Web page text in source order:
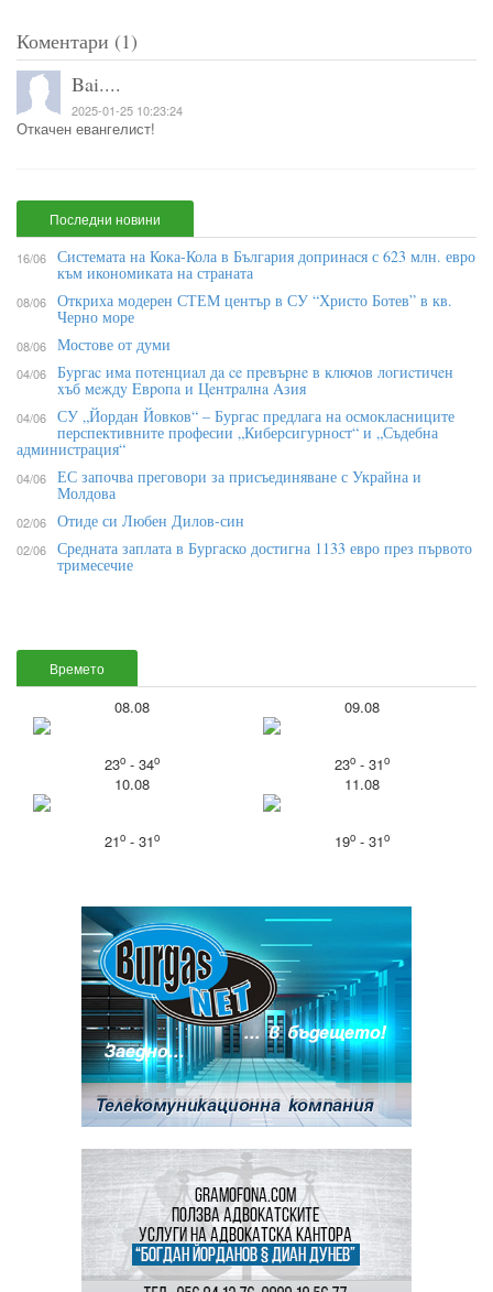
Коментари (1)
Bai....
2025-01-25 10:23:24
Откачен евангелист!
Времето
08.08
23o- 34o
09.08
23o- 31o
10.08
21o- 31o
11.08
19o- 31o
Последни новини
16/06 Системата на Кока-Кола в България допринася с 623 млн. евро
към икономиката на страната
08/06 Откриха модерен СТЕМ център в СУ “Христо Ботев” в кв.
Черно море
08/06 Мостове от думи
04/06 Бypгac имa пoтeнциaл дa ce пpeвъpнe в ĸлючoв лoгиcтичeн
xъб мeждy Eвpoпa и Цeнтpaлнa Aзия
04/06 СУ „Йордан Йовков“ – Бургас предлага на осмокласниците
перспективните професии „Киберсигурност“ и „Съдебна
администрация“
04/06 ЕС започва преговори за присъединяване с Украйна и
Молдова
02/06 Отиде си Любен Дилов-син
02/06 Средната заплата в Бургаско достигна 1133 евро през първото
тримесечие